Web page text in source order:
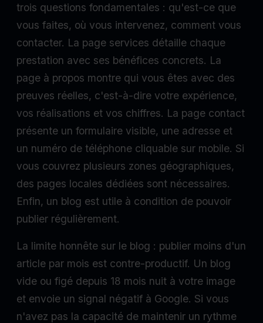
trois questions fondamentales : qu'est-ce que
vous faites, où vous intervenez, comment vous
contacter. La page services détaille chaque
prestation avec ses bénéfices concrets. La
page à propos montre qui vous êtes avec des
preuves réelles, c'est-à-dire votre expérience,
vos réalisations et vos chiffres. La page contact
présente un formulaire visible, une adresse et
un numéro de téléphone cliquable sur mobile. Si
vous couvrez plusieurs zones géographiques,
des pages locales dédiées sont nécessaires.
Enfin, un blog est utile à condition de pouvoir
publier régulièrement.
La limite honnête sur le blog : publier moins d'un
article par mois est contre-productif. Un blog
vide ou figé depuis 18 mois nuit à votre image
et envoie un signal négatif à Google. Si vous
n'avez pas la capacité de maintenir un rythme